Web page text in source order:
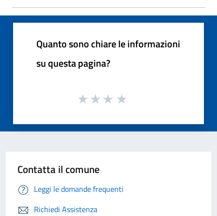
Quanto sono chiare le informazioni
su questa pagina?
Contatta il comune
Leggi le domande frequenti
Richiedi Assistenza